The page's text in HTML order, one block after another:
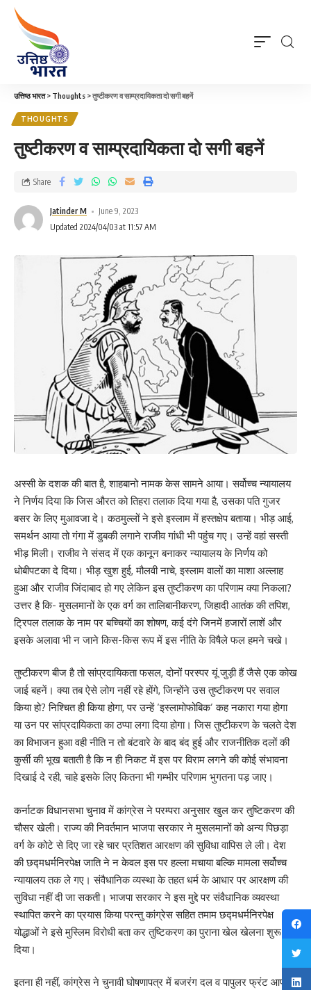
उत्तिष्ठ भारत> Thoughts >तुष्टीकरण व साम्प्रदायिकता दो सगी बहनें
THOUGHTS
तुष्टीकरण व साम्प्रदायिकता दो सगी बहनें
Jatinder M
June 9, 2023
Updated 2024/04/03 at 11:57 AM
Share
अस्सी के दशक की बात है, शाहबानो नामक केस सामने आया। सर्वोच्च न्यायालय
ने निर्णय दिया कि जिस औरत को तिहरा तलाक दिया गया है, उसका पति गुजर
बसर के लिए मुआवजा दे। कठमुल्लों ने इसे इस्लाम में हस्तक्षेप बताया। भीड़ आई,
समर्थन आया तो गंगा में डुबकी लगाने राजीव गांधी भी पहुंच गए। उन्हें वहां सस्ती
भीड़ मिली। राजीव ने संसद में एक कानून बनाकर न्यायालय के निर्णय को
धोबीपटका दे दिया। भीड़ खुश हुई, मौलवी नाचे, इस्लाम वालों का माशा अल्लाह
हुआ और राजीव जिंदाबाद हो गए लेकिन इस तुष्टीकरण का परिणाम क्या निकला?
उत्तर है कि- मुसलमानों के एक वर्ग का तालिबानीकरण, जिहादी आतंक की तपिश,
ट्रिपल तलाक के नाम पर बच्चियों का शोषण, कई दंगे जिनमें हजारों लाशें और
इसके अलावा भी न जाने किस-किस रूप में इस नीति के विषैले फल हमने चखे।
तुष्टीकरण बीज है तो सांप्रदायिकता फसल, दोनों परस्पर यूं जुड़ी हैं जैसे एक कोख
जाई बहनें। क्या तब ऐसे लोग नहीं रहे होंगे, जिन्होंने उस तुष्टीकरण पर सवाल
किया हो? निश्चित ही किया होगा, पर उन्हें ‘इस्लामोफोबिक’ कह नकारा गया होगा
या उन पर सांप्रदायिकता का ठप्पा लगा दिया होगा। जिस तुष्टीकरण के चलते देश
का विभाजन हुआ वही नीति न तो बंटवारे के बाद बंद हुई और राजनीतिक दलों की
कुर्सी की भूख बताती है कि न ही निकट में इस पर विराम लगने की कोई संभावना
दिखाई दे रही, चाहे इसके लिए कितना भी गम्भीर परिणाम भुगतना पड़ जाए।
कर्नाटक विधानसभा चुनाव में कांग्रेस ने परम्परा अनुसार खुल कर तुष्टिकरण की
चौसर खेली। राज्य की निवर्तमान भाजपा सरकार ने मुसलमानों को अन्य पिछड़ा
वर्ग के कोटे से दिए जा रहे चार प्रतिशत आरक्षण की सुविधा वापिस ले ली। देश
की छद्मधर्मनिरपेक्ष जाति ने न केवल इस पर हल्ला मचाया बल्कि मामला सर्वोच्च
न्यायालय तक ले गए। संवैधानिक व्यस्था के तहत धर्म के आधार पर आरक्षण की
सुविधा नहीं दी जा सकती। भाजपा सरकार ने इस मुद्दे पर संवैधानिक व्यवस्था
स्थापित करने का प्रयास किया परन्तु कांग्रेस सहित तमाम छद्मधर्मनिरपेक्ष
योद्धाओं ने इसे मुस्लिम विरोधी बता कर तुष्टिकरण का पुराना खेल खेलना शुरू कर
दिया।
इतना ही नहीं, कांग्रेस ने चुनावी घोषणापत्र में बजरंग दल व पापुलर फ्रंट आफ